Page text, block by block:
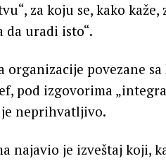
za koju se, kako
da uradi isto“.
organizacije povezane
pod izgovorima
neprihvatljivo.
najavio je izveštaj koji,